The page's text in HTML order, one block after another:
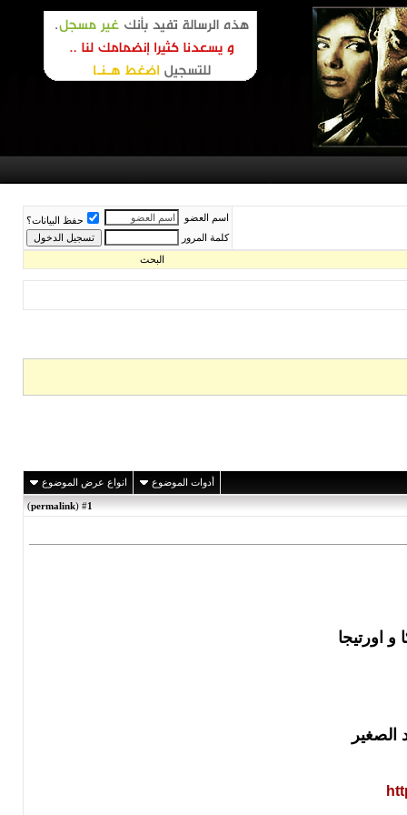
اسم العضو
حفظ البيانات؟
كلمة المرور
البحث
أدوات الموضوع انواع عرض الموضوع
1
(
permalink
)
و اورتيجا
الصغير